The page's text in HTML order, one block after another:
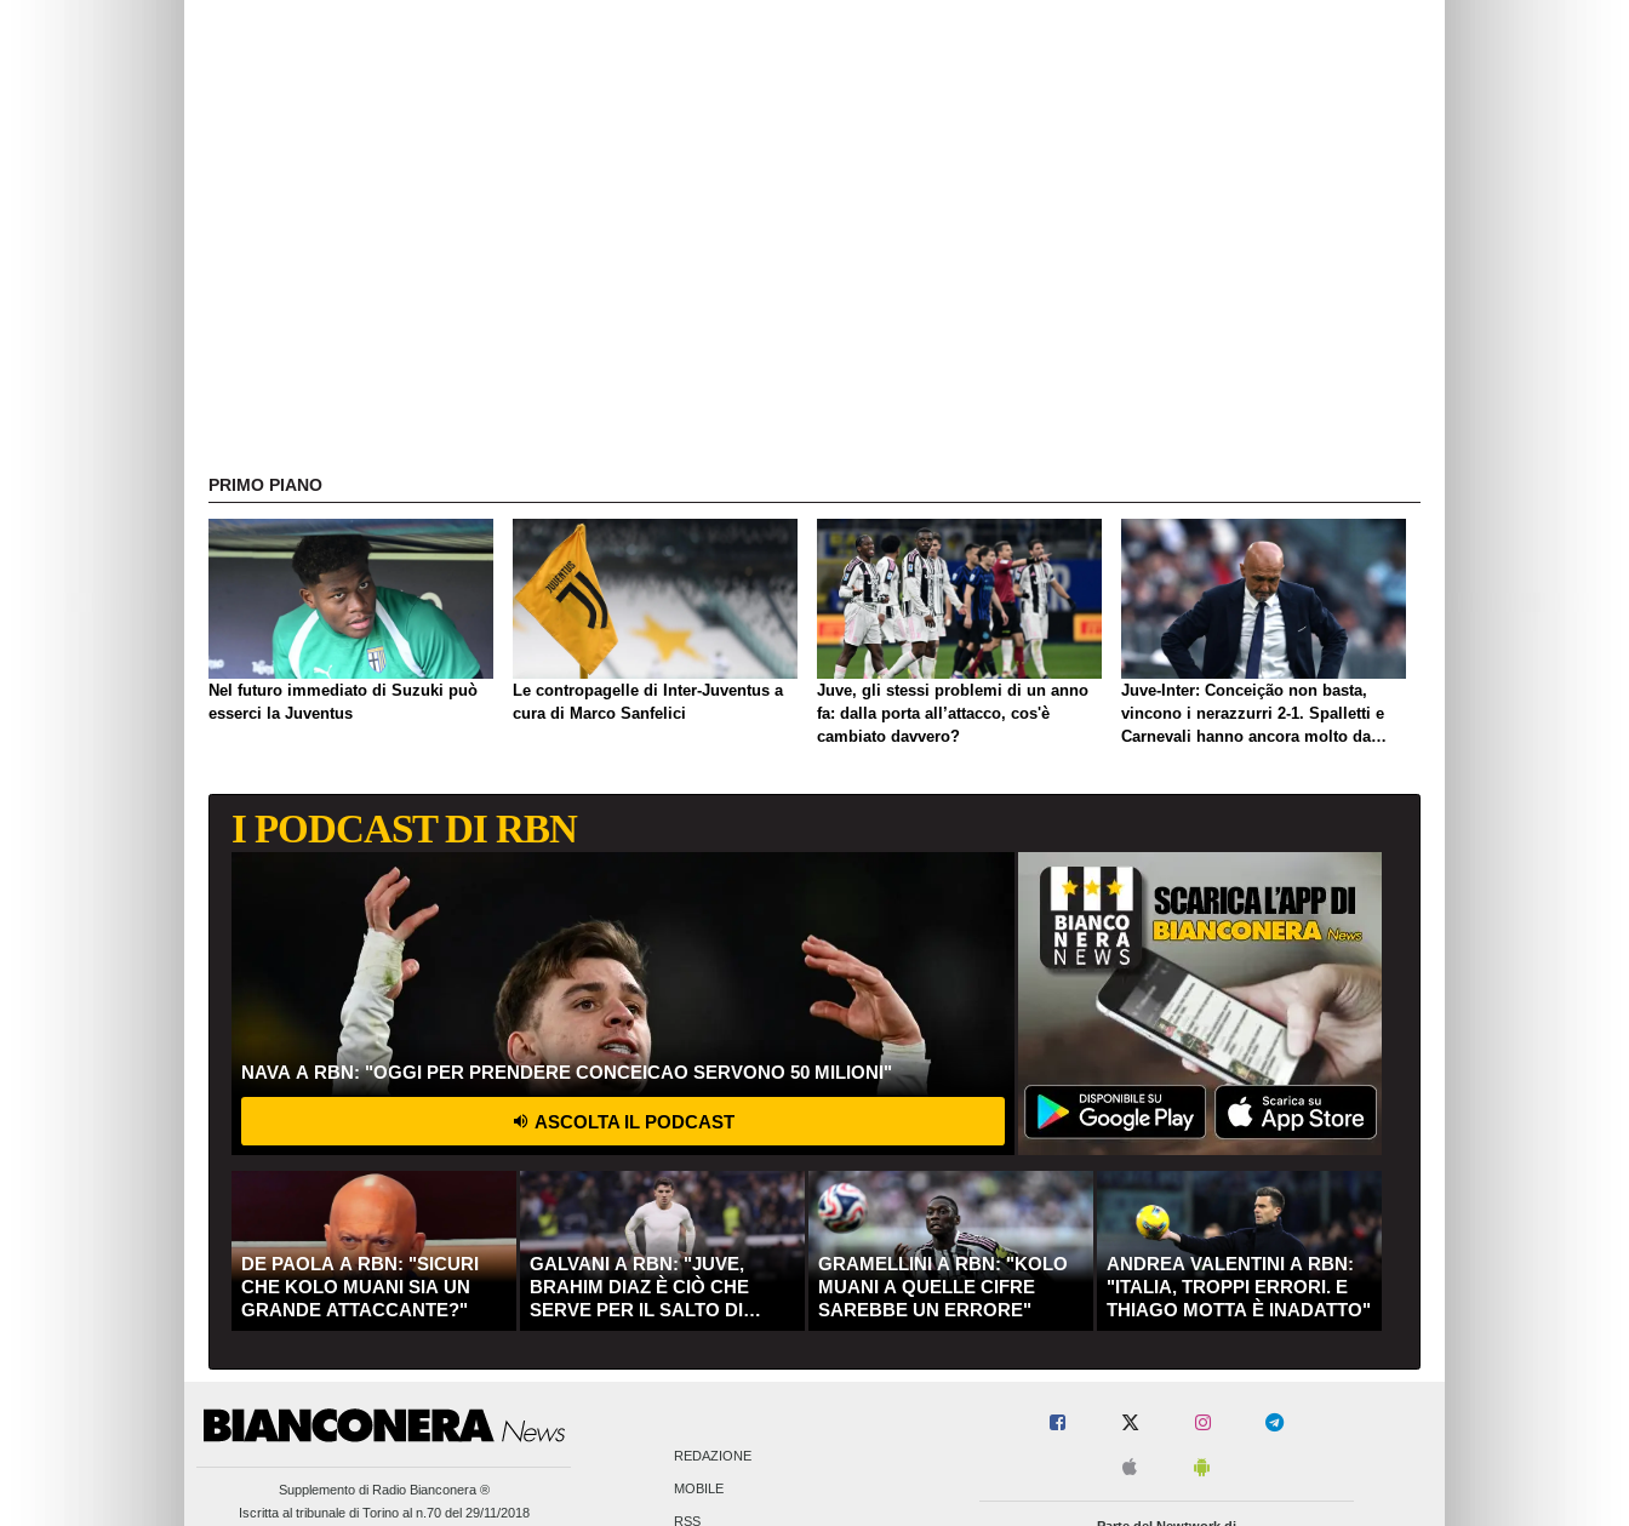
PRIMO PIANO
Nel futuro immediato di Suzuki può
esserci la Juventus
Le contropagelle di Inter-Juventus a
cura di Marco Sanfelici
Juve, gli stessi problemi di un anno
fa: dalla porta all’attacco, cos'è
cambiato davvero?
Juve-Inter: Conceição non basta,
vincono i nerazzurri 2-1. Spalletti e
Carnevali hanno ancora molto da
I PODCAST DI RBN
NAVA A RBN: "OGGI PER PRENDERE CONCEICAO SERVONO 50 MILIONI"
ASCOLTA IL PODCAST
DE PAOLA A RBN: "SICURI
CHE KOLO MUANI SIA UN
GRANDE ATTACCANTE?"
GALVANI A RBN: "JUVE,
BRAHIM DIAZ È CIÒ CHE
SERVE PER IL SALTO DI
QUALITÀ"
GRAMELLINI A RBN: "KOLO
MUANI A QUELLE CIFRE
SAREBBE UN ERRORE"
ANDREA VALENTINI A RBN:
"ITALIA, TROPPI ERRORI. E
THIAGO MOTTA È INADATTO"
Supplemento di Radio Bianconera ®
Iscritta al tribunale di Torino al n.70 del 29/11/2018
REDAZIONE
MOBILE
RSS